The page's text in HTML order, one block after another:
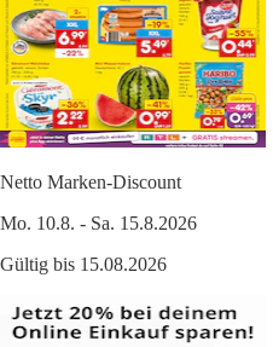
Netto Marken-Discount
Mo. 10.8. - Sa. 15.8.2026
Gültig bis 15.08.2026